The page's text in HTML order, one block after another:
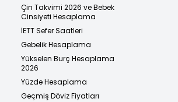
Çin Takvimi 2026 ve Bebek
Cinsiyeti Hesaplama
İETT Sefer Saatleri
Gebelik Hesaplama
Yükselen Burç Hesaplama
2026
Yüzde Hesaplama
Geçmiş Döviz Fiyatları